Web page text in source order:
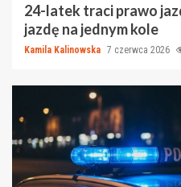
24-latek traci prawo
jazdę na jednym kole
Kamila Kalinowska 7 czerwca 2026